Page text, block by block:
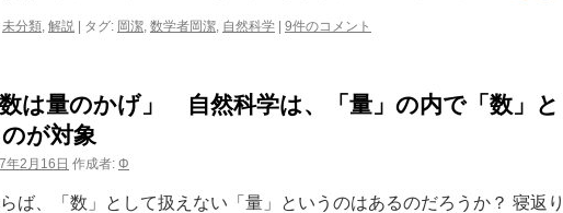
未分類, 解説 タグ: 岡潔, 数学者岡潔, 自然科学 9件のコメント
は量のかげ」 自然科学は、「量」の内で「数」
が対象
年2月16日 作成者: Φ
ば、「数」として扱えない「量」というのはあるのだろうか？ 寝返